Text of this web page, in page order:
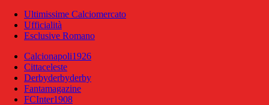
Ultimissime Calciomercato
Ufficialità
Esclusive Romano
Calcionapoli1926
Cittaceleste
Derbyderbyderby
Fantamagazine
FCInter1908